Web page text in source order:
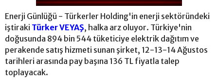
Enerji Günlüğü - Türkerler Holding'in enerji sektöründeki
iştiraki Türker VEYAŞ, halka arz oluyor. Türkiye'nin
doğusunda 894 bin 544 tüketiciye elektrik dağıtım ve
perakende satış hizmeti sunan şirket, 12-13-14 Ağustos
tarihleri arasında pay başına 136 TL fiyatla talep
toplayacak.